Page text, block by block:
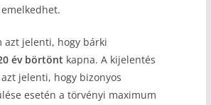
azt jelenti, hogy bárki
év börtönt kapna. A kijelentés
jelenti, hogy bizonyos
esetén a törvényi maximum